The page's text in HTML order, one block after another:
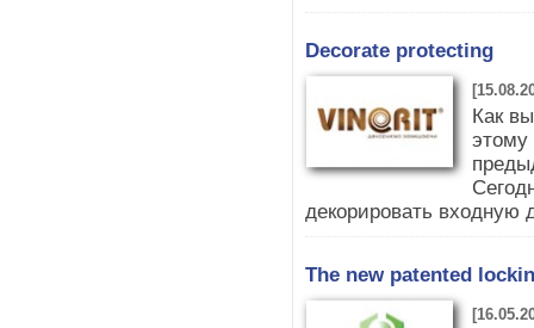
Decorate protecting
Как
этому
декорировать входную
The new patented